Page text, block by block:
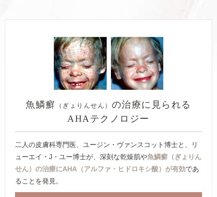
魚鱗癬 （ぎょりんせん） の治療に見られる
AHAテクノロジー
二人の皮膚科専門医、ユージン・ヴァンスコット博士と、リ
ューエイ・J・ユー博士が、深刻な乾燥肌や魚鱗癬（ぎょりん
せん）の治療にAHA（アルファ・ヒドロキシ酸）が有効であ
ることを発見。